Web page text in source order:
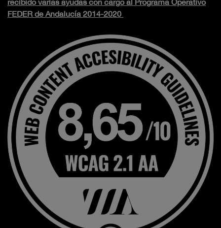
recibido varias ayudas con cargo al Programa Operativo
FEDER de Andalucía 2014-2020